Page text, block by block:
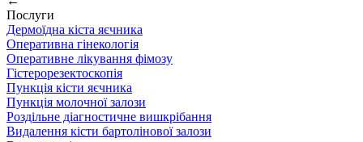
Послуги
Дермоїдна кіста яєчника
Оперативна гінекологія
Оперативне лікування фімозу
Гістерорезектоскопія
Пункція кісти яєчника
Пункція молочної залози
Роздільне діагностичне вишкрібання
Видалення кісти бартолінової залози